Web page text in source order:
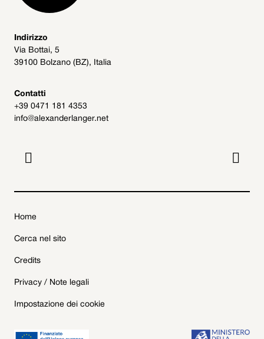
Indirizzo
Via Bottai, 5
39100 Bolzano (BZ), Italia
Contatti
+39 0471 181 4353
info@alexanderlanger.net
 
Home
Cerca nel sito
Credits
Privacy / Note legali
Impostazione dei cookie